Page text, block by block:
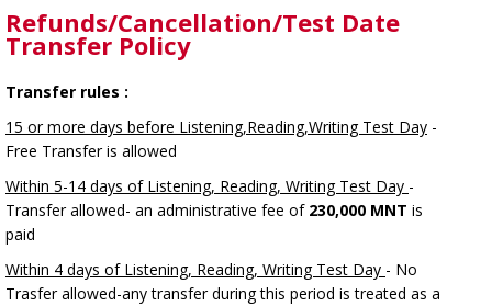
Refunds/Cancellation/Test Date
Transfer Policy
Transfer rules :
15 or more days before Listening,Reading,Writing Test Day -
Free Transfer is allowed
Within 5-14 days of Listening, Reading, Writing Test Day -
Transfer allowed- an administrative fee of 230,000 MNT is
paid
Within 4 days of Listening, Reading, Writing Test Day - No
Trasfer allowed-any transfer during this period is treated as a